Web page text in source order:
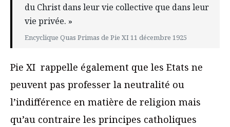
du Christ dans leur vie collective que dans leur
vie privée. »
Encyclique Quas Primas de Pie XI 11 décembre 1925
Pie XI rappelle également que les Etats ne
peuvent pas professer la neutralité ou
l’indifférence en matière de religion mais
qu’au contraire les principes catholiques